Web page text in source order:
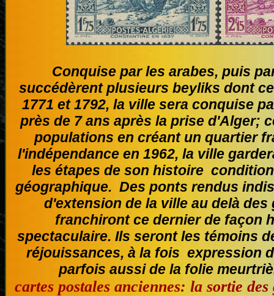
Conquise par les arabes, puis
succédèrent plusieurs beyliks dont
1771 et 1792, la ville sera conquise
près de 7 ans après la prise d'Alger;
populations en créant un quartier
l'indépendance en 1962, la ville
les étapes de son histoire
géographique. Des ponts rendus
d'extension de la ville au delà des
franchiront ce dernier de façon
spectaculaire. Ils seront les témoins
réjouissances, à la fois expression
parfois aussi de la folie
cartes postales anciennes: la sortie